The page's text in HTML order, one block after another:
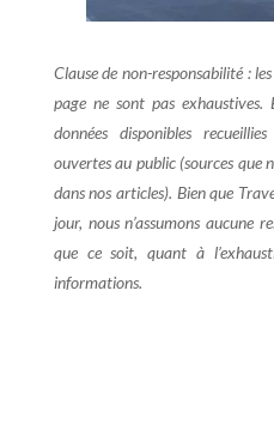
Clause de non-responsabilité :
page ne sont pas exhaustives.
données disponibles
ouvertes au public (sources que
dans nos articles). Bien que
jour, nous n’assumons aucune
que ce soit, quant à
informations.